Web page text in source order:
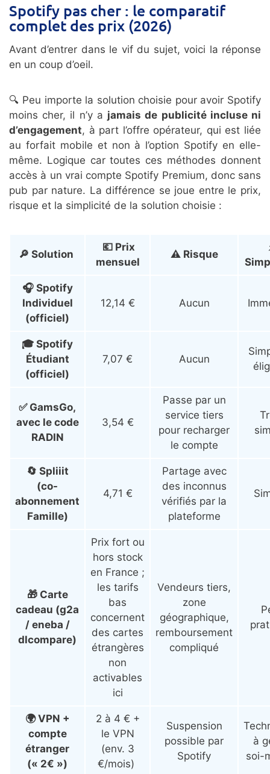
Spotify pas cher : le comparatif
complet des prix (2026)
Avant d’entrer dans le vif du sujet, voici la réponse
en un coup d’oeil.
🔍 Peu importe la solution choisie pour avoir Spotify
moins cher, il n’y a jamais de publicité incluse ni
d’engagement, à part l’offre opérateur, qui est liée
au forfait mobile et non à l’option Spotify en elle-
même. Logique car toutes ces méthodes donnent
accès à un vrai compte Spotify Premium, donc sans
pub par nature. La différence se joue entre le prix,
risque et la simplicité de la solution choisie :
🔎 Solution
💶 Prix
mensuel
⚠️ Risque
🎧 Spotify
Individuel
(officiel)
12,14 € Aucun
🎓 Spotify
Étudiant
(officiel)
7,07 € Aucun
✅ GamsGo,
avec le code
RADIN
3,54 €
Passe par un
service tiers
pour recharger
le compte
🔄 Spliiit
(co-
abonnement
Famille)
4,71 €
Partage avec
des inconnus
vérifiés par la
plateforme
🎁 Carte
cadeau (g2a
/ eneba /
dlcompare)
Prix fort ou
hors stock
en France ;
les tarifs
bas
concernent
des cartes
étrangères
non
activables
ici
Vendeurs tiers,
zone
géographique,
remboursement
compliqué
🌍 VPN +
compte
étranger
(« 2€ »)
2 à 4 € +
le VPN
(env. 3
€/mois)
Suspension
possible par
Spotify
à
soi-